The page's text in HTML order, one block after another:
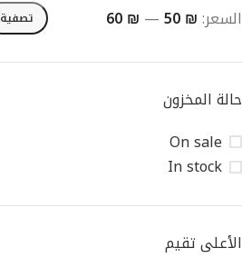
تصفية السعر:₪ 50
—
₪ 60
حالة المخزون
On sale
In stock
الأعلى تقيم